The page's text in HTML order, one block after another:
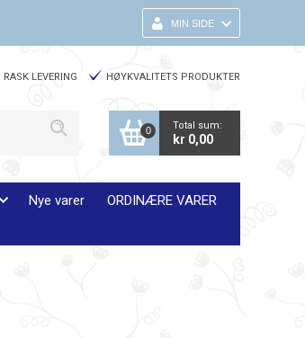
MIN SIDE
RASK LEVERING HØYKVALITETS PRODUKTER
0 Total sum:
kr 0,00
Nye varer
ORDINÆRE VARER